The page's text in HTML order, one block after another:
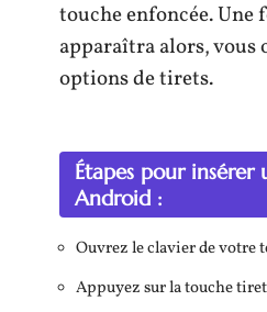
touche enfoncée. Une
apparaîtra alors,
options de tirets.
Étapes pour
Android :
Ouvrez le clavier de votre
Appuyez sur la touche tiret